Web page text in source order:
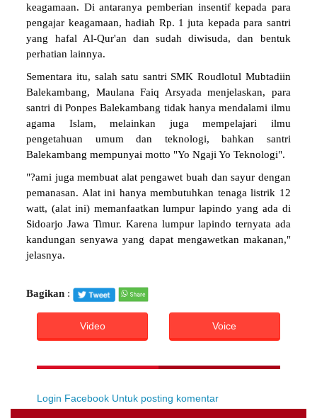
keagamaan. Di antaranya pemberian insentif kepada para
pengajar keagamaan, hadiah Rp. 1 juta kepada para santri
yang hafal Al-Qur'an dan sudah diwisuda, dan bentuk
perhatian lainnya.
Sementara itu, salah satu santri SMK Roudlotul Mubtadiin
Balekambang, Maulana Faiq Arsyada menjelaskan, para
santri di Ponpes Balekambang tidak hanya mendalami ilmu
agama Islam, melainkan juga mempelajari ilmu
pengetahuan umum dan teknologi, bahkan santri
Balekambang mempunyai motto "Yo Ngaji Yo Teknologi".
"?ami juga membuat alat pengawet buah dan sayur dengan
pemanasan. Alat ini hanya membutuhkan tenaga listrik 12
watt, (alat ini) memanfaatkan lumpur lapindo yang ada di
Sidoarjo Jawa Timur. Karena lumpur lapindo ternyata ada
kandungan senyawa yang dapat mengawetkan makanan,"
jelasnya.
Bagikan :
Video Voice
Login Facebook Untuk posting komentar